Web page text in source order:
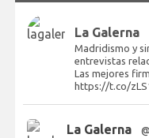
La Galerna
Madridismo y
entrevistas
Las mejores
https://t.co/
La Galerna